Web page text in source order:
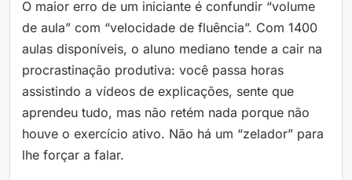
O maior erro de um iniciante é confundir “volume
de aula” com “velocidade de fluência”. Com 1400
aulas disponíveis, o aluno mediano tende a cair na
procrastinação produtiva: você passa horas
assistindo a vídeos de explicações, sente que
aprendeu tudo, mas não retém nada porque não
houve o exercício ativo. Não há um “zelador” para
lhe forçar a falar.